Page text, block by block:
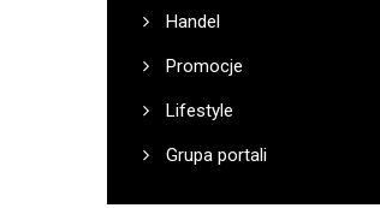
Handel
Promocje
Lifestyle
Grupa portali